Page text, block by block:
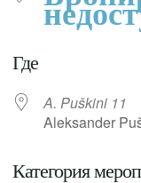
Где
A. Puškini 11
Aleksander
Категория